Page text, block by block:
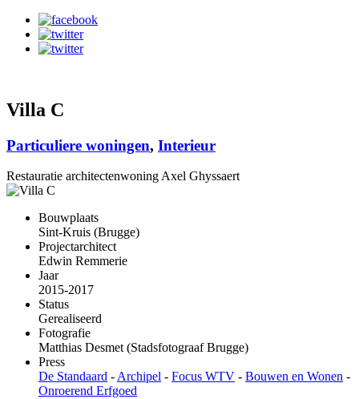
Villa C
Particuliere woningen, Interieur
Restauratie architectenwoning Axel Ghyssaert
Bouwplaats
Sint-Kruis (Brugge)
Projectarchitect
Edwin Remmerie
Jaar
2015-2017
Status
Gerealiseerd
Fotografie
Matthias Desmet (Stadsfotograaf Brugge)
Press
De Standaard -Archipel - Focus WTV - Bouwen en Wonen -
Onroerend Erfgoed